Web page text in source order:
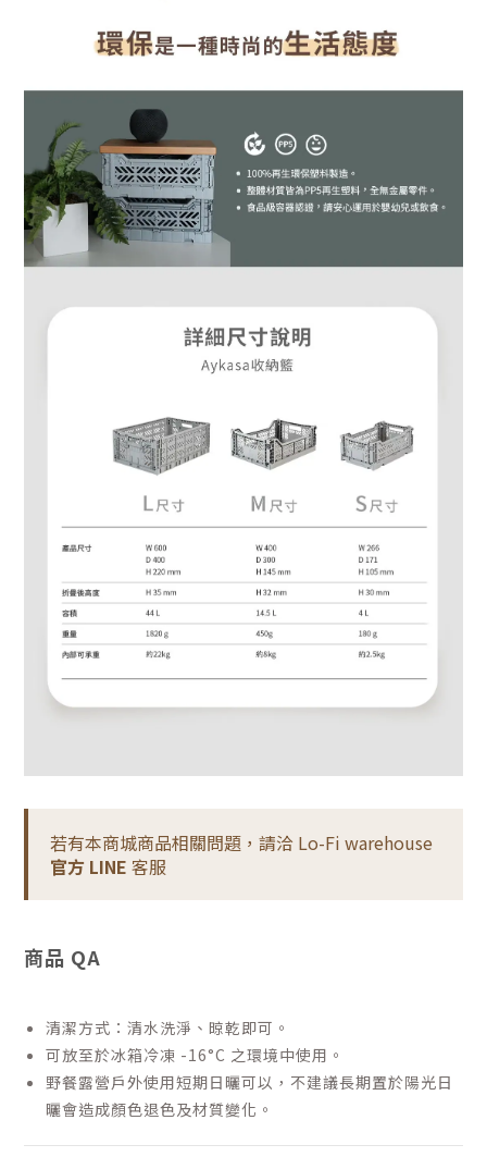
若有本商城商品相關問題，請洽 Lo-Fi warehouse
官方 LINE 客服
商品 QA
清潔方式：清水洗淨、晾乾即可。
可放至於冰箱冷凍 -16°C 之環境中使用。
野餐露營戶外使用短期日曬可以，不建議長期置於陽光日
曬會造成顏色退色及材質變化。